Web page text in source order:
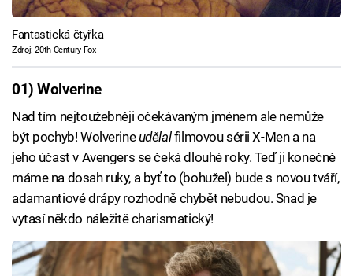
Fantastická čtyřka
Zdroj: 20th Century Fox
01) Wolverine
Nad tím nejtoužebněji očekávaným jménem ale nemůže
být pochyb! Wolverine udělalfilmovou sérii X-Men a na
jeho účast v Avengers se čeká dlouhé roky. Teď ji konečně
máme na dosah ruky, a byť to (bohužel) bude s novou tváří,
adamantiové drápy rozhodně chybět nebudou. Snad je
vytasí někdo náležitě charismatický!